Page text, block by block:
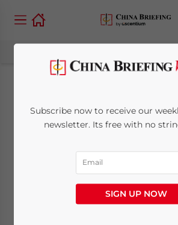
Spostamento
produzione
nell’entroterra
un’alternativa
reshoring
Subscribe now to receive our
newsletter. Its free with no
SIGN UP NOW